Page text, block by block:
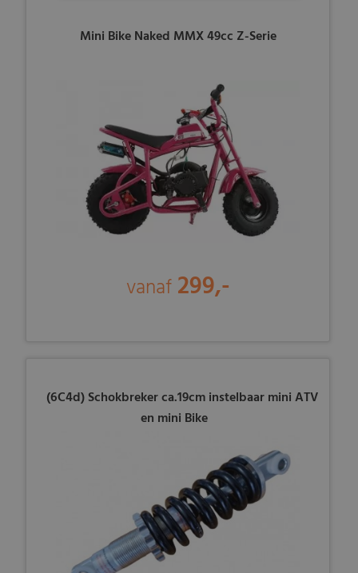
Mini Bike Naked MMX 49cc Z-Serie
vanaf 299,-
(6C4d) Schokbreker ca.19cm instelbaar mini ATV
en mini Bike